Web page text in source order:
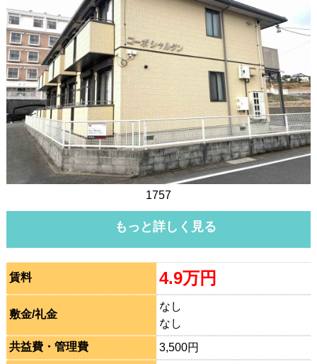
1757
もっと詳しく見る
賃料 4.9万円
敷金/礼金
なし
なし
共益費・管理費
3,500円